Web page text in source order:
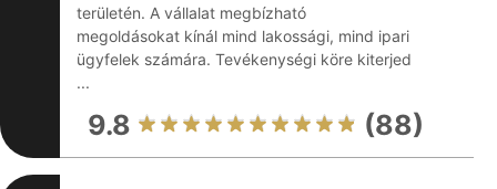
területén. A vállalat megbízható
megoldásokat kínál mind lakossági, mind ipari
ügyfelek számára. Tevékenységi köre kiterjed
...
9.8 (88)